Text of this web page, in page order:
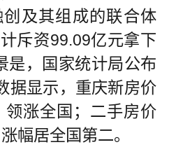
及其组成的联合体
斥资99.09亿元拿下
是，国家统计局公布
据显示，重庆新房价
领涨全国；二手房价
幅居全国第二。